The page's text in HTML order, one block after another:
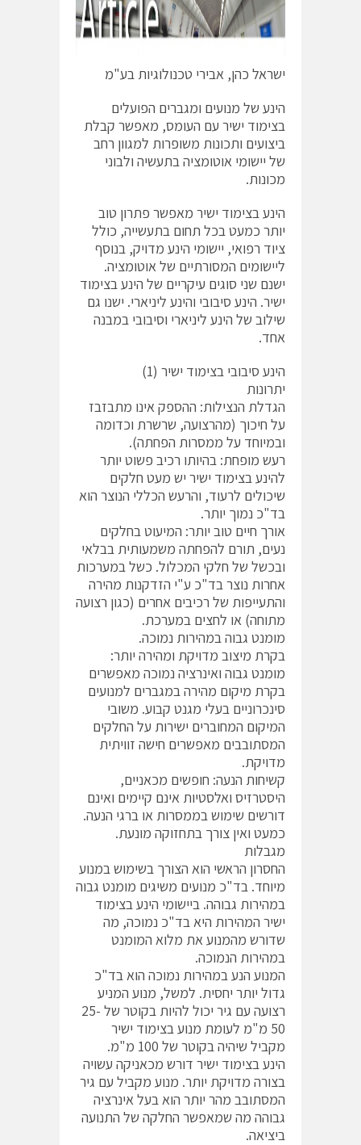
ישראל כהן, אבירי טכנולוגיות בע"מ
הינע של מנועים ומגברים הפועלים
בצימוד ישיר עם העומס, מאפשר קבלת
ביצועים ותכונות משופרות למגוון רחב
של יישומי אוטומציה בתעשיה ולבוני
מכונות.
הינע בצימוד ישיר מאפשר פתרון טוב
יותר כמעט בכל תחום בתעשייה, כולל
ציוד רפואי, יישומי הינע מדויק, בנוסף
ליישומים המסורתיים של אוטומציה.
ישנם שני סוגים עיקריים של הינע בצימוד
ישיר. הינע סיבובי והינע ליניארי. ישנו גם
שילוב של הינע ליניארי וסיבובי במבנה
אחד.
הינע סיבובי בצימוד ישיר (1)
יתרונות
הגדלת הנצילות: ההספק אינו מתבזבז
על חיכוך (מהרצועה, שרשרת וכדומה
ובמיוחד על ממסרות הפחתה).
רעש מופחת: בהיותו רכיב פשוט יותר
להינע בצימוד ישיר יש מעט חלקים
שיכולים לרעוד, והרעש הכללי הנוצר הוא
בד"כ נמוך יותר.
אורך חיים טוב יותר: המיעוט בחלקים
נעים, תורם להפחתה משמעותית בבלאי
ובכשל של חלקי המכלול. כשל במערכות
אחרות נוצר בד"כ ע"י הזדקנות מהירה
והתעייפות של רכיבים אחרים (כגון רצועה
מתוחה) או לחצים במערכת.
מומנט גבוה במהירות נמוכה.
בקרת מיצוב מדויקת ומהירה יותר:
מומנט גבוה ואינרציה נמוכה מאפשרים
בקרת מיקום מהירה במגברים למנועים
סינכרוניים בעלי מגנט קבוע. משובי
המיקום המחוברים ישירות על החלקים
המסתובבים מאפשרים חישה זוויתית
מדויקת.
קשיחות הנעה: חופשים מכאניים,
היסטרזיס ואלסטיות אינם קיימים ואינם
דורשים שימוש בממסרות או ברגי הנעה.
כמעט ואין צורך בתחזוקה מונעת.
מגבלות
החסרון הראשי הוא הצורך בשימוש במנוע
מיוחד. בד"כ מנועים משיגים מומנט גבוה
במהירות גבוהה. ביישומי הינע בצימוד
ישיר המהירות היא בד"כ נמוכה, מה
שדורש מהמנוע את מלוא המומנט
במהירות הנמוכה.
המנוע הנע במהירות נמוכה הוא בד"כ
גדול יותר יחסית. למשל, מנוע המניע
רצועה עם גיר יכול להיות בקוטר של 25-
50 מ"מ לעומת מנוע בצימוד ישיר
מקביל שיהיה בקוטר של 100 מ"מ.
הינע בצימוד ישיר דורש מכאניקה עשויה
בצורה מדויקת יותר. מנוע מקביל עם גיר
המסתובב מהר יותר הוא בעל אינרציה
גבוהה מה שמאפשר החלקה של התנועה
ביציאה.